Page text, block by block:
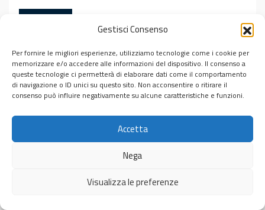
Gestisci Consenso
Per fornire le migliori esperienze, utilizziamo tecnologie come i cookie per
memorizzare e/o accedere alle informazioni del dispositivo. Il consenso a
queste tecnologie ci permetterà di elaborare dati come il comportamento
di navigazione o ID unici su questo sito. Non acconsentire o ritirare il
consenso può influire negativamente su alcune caratteristiche e funzioni.
Accetta
Nega
Visualizza le preferenze
Leggi tutto…
TagDante Alighieri,Divina Commedia,Primo Levi,Simone
Marchesi, Ulisse
Centro Interdipartimentale di Studi Ebraici “Michele